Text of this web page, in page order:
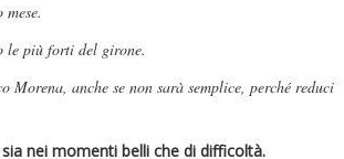
le più forti del girone.
anche se non sarà semplice, perché reduci
nei momenti belli che di difficoltà.